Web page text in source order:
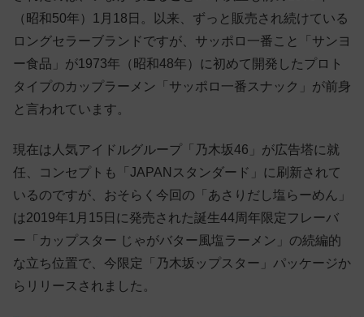
（昭和50年）1月18日。以来、ずっと販売され続けている
ロングセラーブランドですが、サッポロ一番こと「サンヨ
ー食品」が1973年（昭和48年）に初めて開発したプロト
タイプのカップラーメン「サッポロ一番スナック」が前身
と言われています。
現在は人気アイドルグループ「乃木坂46」が広告塔に就
任、コンセプトも「JAPANスタンダード」に刷新されて
いるのですが、おそらく今回の「あさりだし塩らーめん」
は2019年1月15日に発売された誕生44周年限定フレーバ
ー「カップスター じゃがバター風塩ラーメン」の続編的
な立ち位置で、今限定「乃木坂ップスター」パッケージか
らリリースされました。